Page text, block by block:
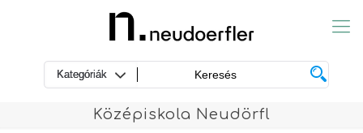
Középiskola Neudörfl